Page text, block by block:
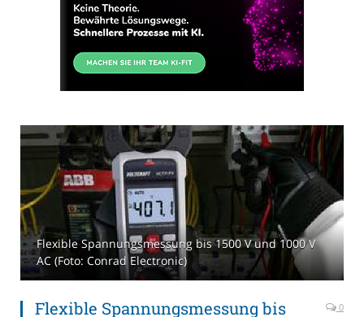
Flexible Spannungsmessung bis 1500 V und 1000 V
AC (Foto: Conrad Electronic)
Flexible Spannungsmessung bis
0